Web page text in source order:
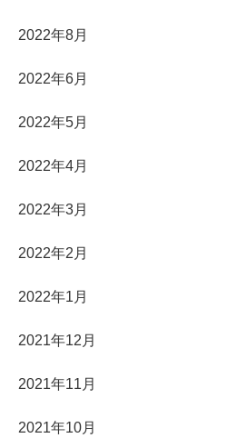
2022年8月
2022年6月
2022年5月
2022年4月
2022年3月
2022年2月
2022年1月
2021年12月
2021年11月
2021年10月